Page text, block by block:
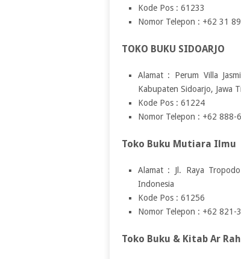
Kode Pos : 61233
Nomor Telepon : +62 31
TOKO BUKU SIDOARJO
Alamat : Perum Villa
Kabupaten Sidoarjo, Jawa
Kode Pos : 61224
Nomor Telepon : +62 888-
Toko Buku Mutiara Ilmu
Alamat : Jl. Raya
Indonesia
Kode Pos : 61256
Nomor Telepon : +62 821-
Toko Buku & Kitab Ar